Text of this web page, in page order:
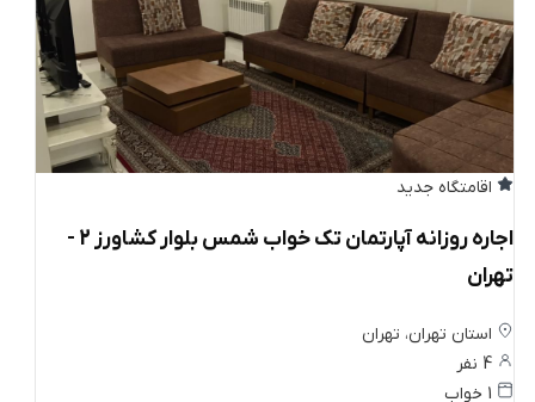
اقامتگاه جدید
اجاره روزانه آپارتمان تک خواب شمس بلوار کشاورز 2 -
تهران
استان تهران، تهران